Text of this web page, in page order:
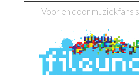
Voor en door muziekfans